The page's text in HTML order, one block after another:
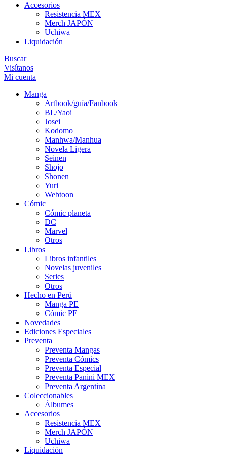
Accesorios
Resistencia MEX
Merch JAPÓN
Uchiwa
Liquidación
Buscar
Visítanos
Mi cuenta
Manga
Artbook/guía/Fanbook
BL/Yaoi
Josei
Kodomo
Manhwa/Manhua
Novela Ligera
Seinen
Shojo
Shonen
Yuri
Webtoon
Cómic
Cómic planeta
DC
Marvel
Otros
Libros
Libros infantiles
Novelas juveniles
Series
Otros
Hecho en Perú
Manga PE
Cómic PE
Novedades
Ediciones Especiales
Preventa
Preventa Mangas
Preventa Cómics
Preventa Especial
Preventa Panini MEX
Preventa Argentina
Coleccionables
Álbumes
Accesorios
Resistencia MEX
Merch JAPÓN
Uchiwa
Liquidación